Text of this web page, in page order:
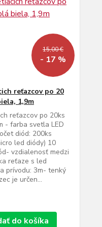
15,00 €
- 17 %
reťazcov po 20
1,9m
reťazcov po 20ks
- farba svetla LED
diód: 200ks
led diódy) 10
vzdialenosť medzi
reťaze s led
prívodu: 3m- tenký
je určen...
do košíka